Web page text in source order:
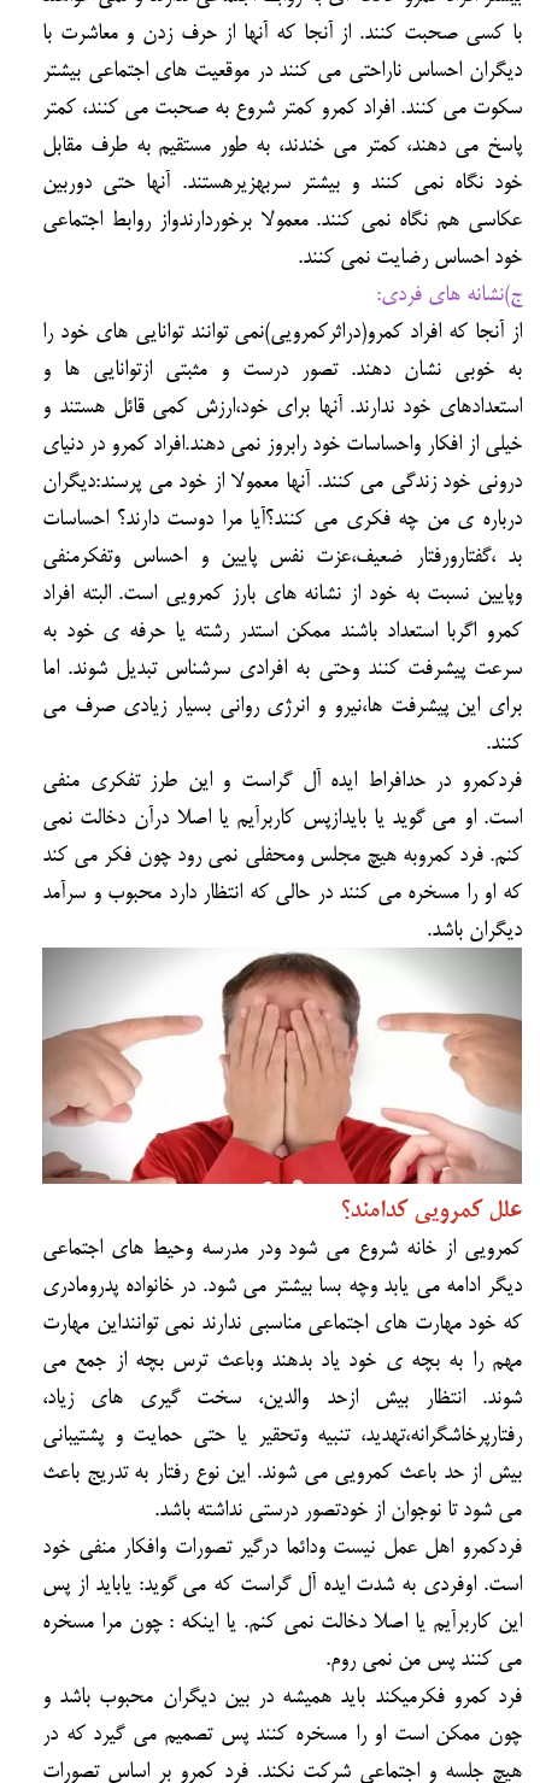
با كسي صحبت كنند. از آنجا كه آنها از حرف زدن و معاشرت با
ديگران احساس ناراحتي مي كنند در موقعيت هاي اجتماعي بيشتر
سكوت مي كنند. افراد كمرو كمتر شروع به صحبت مي كنند، كمتر
پاسخ مي دهند، كمتر مي خندند، به طور مستقيم به طرف مقابل
خود نگاه نمي كنند و بيشتر سربهزيرهستند. آنها حتي دوربين
عكاسي هم نگاه نمي كنند. معمولا برخوردارندواز روابط اجتماعي
خود احساس رضايت نمي كنند.
ج)نشانه هاي فردي:
از آنجا كه افراد كمرو(دراثركمرويي)نمي توانند توانايي هاي خود را
به خوبي نشان دهند. تصور درست و مثبتي ازتوانايي ها و
استعدادهاي خود ندارند. آنها براي خود،ارزش كمي قائل هستند و
خيلي از افكار واحساسات خود رابروز نمي دهند.افراد كمرو در دنياي
دروني خود زندگي مي كنند. آنها معمولا از خود مي پرسند:ديگران
درباره ي من چه فكري مي كنند؟آيا مرا دوست دارند؟ احساسات
بد ،گفتارورفتار ضعيف،عزت نفس پايين و احساس وتفكرمنفي
وپايين نسبت به خود از نشانه هاي بارز كمرويي است. البته افراد
كمرو اگربا استعداد باشند ممكن استدر رشته يا حرفه ي خود به
سرعت پيشرفت كنند وحتي به افرادي سرشناس تبديل شوند. اما
براي اين پيشرفت ها،نيرو و انرژي رواني بسيار زيادي صرف مي
كنند.
فردكمرو در حدافراط ايده آل گراست و اين طرز تفكري منفي
است. او مي گويد يا بايدازپس كاربرآيم يا اصلا درآن دخالت نمي
كنم. فرد كمروبه هيچ مجلس ومحفلي نمي رود چون فكر مي كند
كه او را مسخره مي كنند در حالي كه انتظار دارد محبوب و سرآمد
ديگران باشد.
علل كمرويي كدامند؟
كمرويي از خانه شروع مي شود ودر مدرسه وحيط هاي اجتماعي
ديگر ادامه مي يابد وچه بسا بيشتر مي شود. در خانواده پدرومادري
كه خود مهارت هاي اجتماعي مناسبي ندارند نمي تواننداين مهارت
مهم را به بچه ي خود ياد بدهند وباعث ترس بچه از جمع مي
شوند. انتظار بيش ازحد والدين، سخت گيري هاي زياد،
رفتارپرخاشگرانه،تهديد، تنبيه وتحقير يا حتي حمايت و پشتيباني
بيش از حد باعث كمرويي مي شوند. اين نوع رفتار به تدريج باعث
مي شود تا نوجوان از خودتصور درستي نداشته باشد.
فردكمرو اهل عمل نيست ودائما درگير تصورات وافكار منفي خود
است. اوفردي به شدت ايده آل گراست كه مي گويد: يابايد از پس
اين كاربرآيم يا اصلا دخالت نمي كنم. يا اينكه : چون مرا مسخره
مي كنند پس من نمي روم.
فرد كمرو فكرميكند بايد هميشه در بين ديگران محبوب باشد و
چون ممكن است او را مسخره كنند پس تصميم مي گيرد كه در
هيچ جلسه و اجتماعي شركت نكند. فرد كمرو بر اساس تصورات